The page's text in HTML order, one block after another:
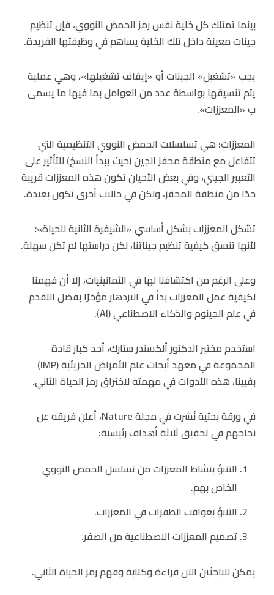
بينما تمتلك كل خلية نفس رمز الحمض النووي، فإن تنظيم
جينات معينة داخل تلك الخلية يساهم في وظيفتها الفريدة.
يجب «تشغيل» الجينات أو «إيقاف تشغيلها»، وهي عملية
يتم تنسيقها بواسطة عدد من العوامل بما فيها ما يسمى
ب «المعززات».
المعززات: هي تسلسلات الحمض النووي التنظيمية التي
تتفاعل مع منطقة محفز الجين (حيث يبدأ النسخ) للتأثير على
التعبير الجيني، وفي بعض الأحيان تكون هذه المعززات قريبة
جدًا من منطقة المحفز، ولكن في حالات أخرى تكون بعيدة.
تشكل المعززات بشكل أساسي «الشيفرة الثانية للحياة»؛
لأنها تنسق كيفية تنظيم جيناتنا، لكن دراستها لم تكن سهلة.
وعلى الرغم من اكتشافنا لها في الثمانينيات، إلا أن فهمنا
لكيفية عمل المعززات بدأ في الازدهار مؤخرًا بفضل التقدم
في علم الجينوم والذكاء الاصطناعي (AI).
استخدم مختبر الدكتور ألكسندر ستارك، أحد كبار قادة
المجموعة في معهد أبحاث علم الأمراض الجزيئية (IMP)
بفيينا، هذه الأدوات في مهمته لاختراق رمز الحياة الثاني.
في ورقة بحثية نُشرت في مجلة Nature، أعلن فريقه عن
نجاحهم في تحقيق ثلاثة أهداف رئيسية:
التنبؤ بنشاط المعززات من تسلسل الحمض النووي
الخاص بهم.
التنبؤ بعواقب الطفرات في المعززات.
تصميم المعززات الاصطناعية من الصفر.
يمكن للباحثين الآن قراءة وكتابة وفهم رمز الحياة الثاني.